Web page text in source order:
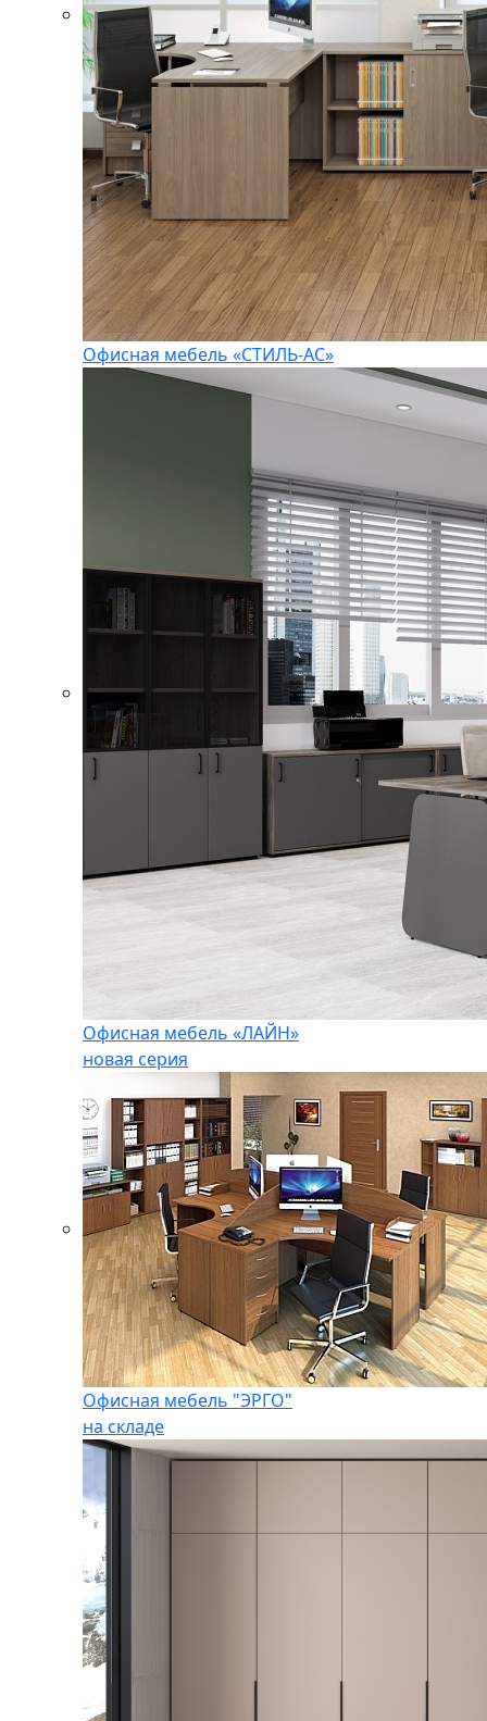
Офисная мебель «СТИЛЬ-АС»
Офисная мебель «ЛАЙН»
новая серия
Офисная мебель "ЭРГО"
на складе